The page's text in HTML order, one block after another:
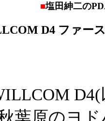
■塩田紳二の
D4 ファー